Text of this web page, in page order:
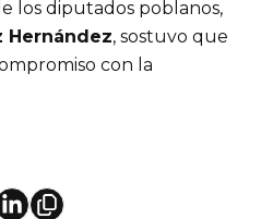
los diputados poblanos,
Hernández, sostuvo que
con la